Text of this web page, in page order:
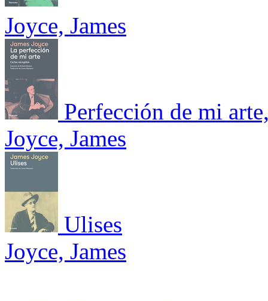
Joyce, James
Perfección de mi
Joyce, James
Ulises
Joyce, James